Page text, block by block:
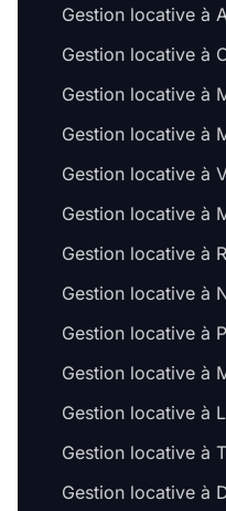
Gestion locative à
Gestion locative à
Gestion locative à
Gestion locative à
Gestion locative à
Gestion locative à
Gestion locative à
Gestion locative à
Gestion locative à
Gestion locative à
Gestion locative à
Gestion locative à
Gestion locative à